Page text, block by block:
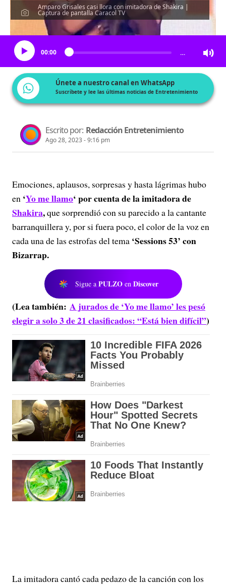
Amparo Grisales casi llora con imitadora de Shakira |
Captura de pantalla Caracol TV
Escucha el artículo
00:00 …
Únete a nuestro canal en WhatsApp
Suscríbete y lee las últimas noticias de Entretenimiento
Escrito por: Redacción Entretenimiento
Ago 28, 2023 - 9:16 pm
Emociones, aplausos, sorpresas y hasta lágrimas hubo
en ‘Yo me llamo‘ por cuenta de la imitadora de
Shakira,que sorprendió con su parecido a la cantante
barranquillera y, por si fuera poco, el color de la voz en
cada una de las estrofas del tema ‘Sessions 53’ con
Bizarrap.
Sigue a PULZO en Discover
(Lea también: A jurados de ‘Yo me llamo’ les pesó
elegir a solo 3 de 21 clasificados: “Está bien difícil”)
La imitadora cantó cada pedazo de la canción con los